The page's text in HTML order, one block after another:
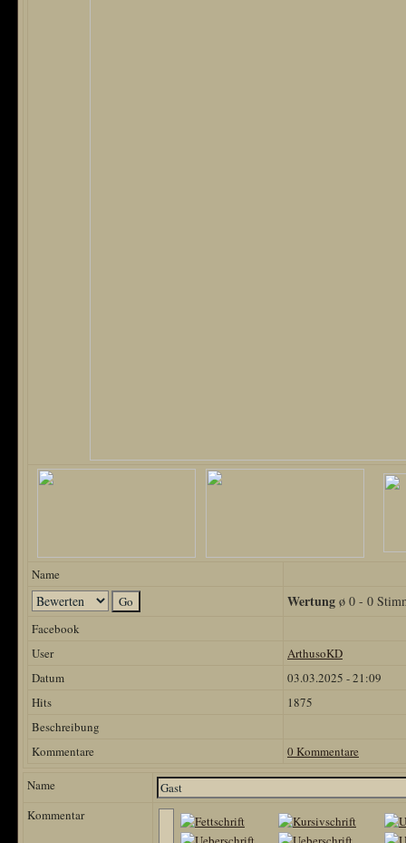
Name
Wertung ø 0 - 0
Facebook
User
ArthusoKD
Datum
03.03.2025 - 21:09
Hits
1875
Beschreibung
Kommentare
0 Kommentare
Name
Kommentar